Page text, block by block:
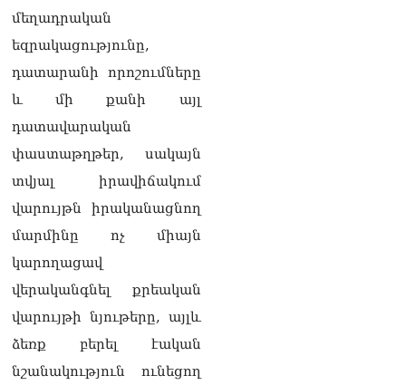
մեղադրական
եզրակացությունը,
դատարանի որոշումները
և մի քանի այլ
դատավարական
փաստաթղթեր, սակայն
տվյալ իրավիճակում
վարույթն իրականացնող
մարմինը ոչ միայն
կարողացավ
վերականգնել քրեական
վարույթի նյութերը, այլև
ձեռք բերել էական
նշանակություն ունեցող